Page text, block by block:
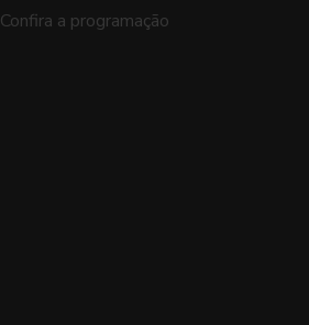
Confira a programação